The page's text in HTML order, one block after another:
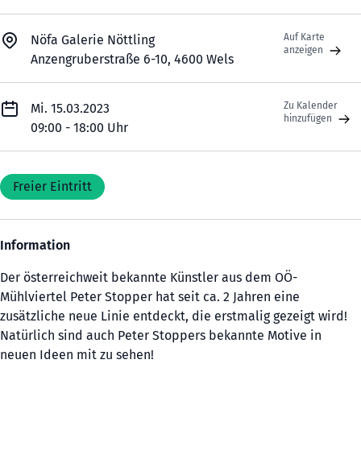
Nöfa Galerie Nöttling
Anzengruberstraße 6-10, 4600 Wels
Auf Karte
anzeigen
Mi. 15.03.2023
09:00 - 18:00 Uhr
Zu Kalender
hinzufügen
Freier Eintritt
Information
Der österreichweit bekannte Künstler aus dem OÖ-
Mühlviertel Peter Stopper hat seit ca. 2 Jahren eine
zusätzliche neue Linie entdeckt, die erstmalig gezeigt wird!
Natürlich sind auch Peter Stoppers bekannte Motive in
neuen Ideen mit zu sehen!